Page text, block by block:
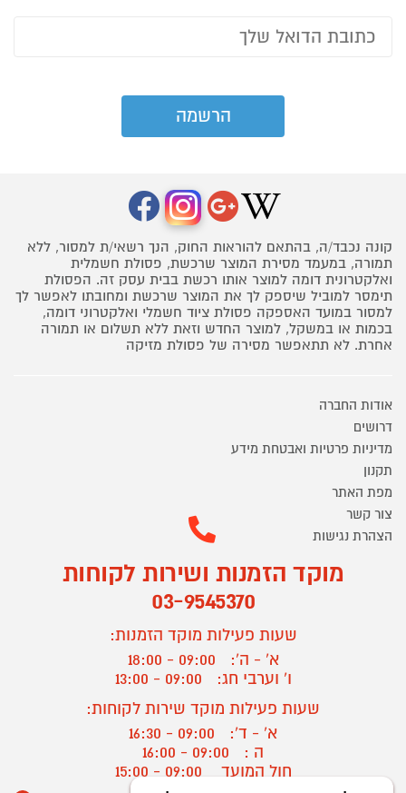
קונה נכבד/ה, בהתאם להוראות החוק, הנך רשאי/ת למסור, ללא
תמורה, במעמד מסירת המוצר שרכשת, פסולת חשמלית
ואלקטרונית דומה למוצר אותו רכשת בבית עסק זה. הפסולת
תימסר למוביל שיספק לך את המוצר שרכשת ומחובתו לאפשר לך
למסור במועד האספקה פסולת ציוד חשמלי ואלקטרוני דומה,
בכמות או במשקל, למוצר החדש וזאת ללא תשלום או תמורה
אחרת. לא תתאפשר מסירה של פסולת מזיקה
אודות החברה
דרושים
מדיניות פרטיות ואבטחת מידע
תקנון
מפת האתר
צור קשר
הצהרת נגישות
מוקד הזמנות ושירות לקוחות
03-9545370
שעות פעילות מוקד הזמנות:
א' - ה':
09:00 - 18:00
ו' וערבי חג:
09:00 - 13:00
שעות פעילות מוקד שירות לקוחות:
א' - ד':
09:00 - 16:30
ה :
09:00 - 16:00
חול המועד